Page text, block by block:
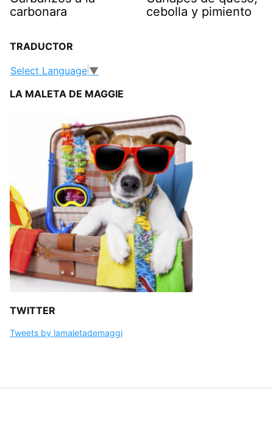
carbonara
cebolla y pimiento
TRADUCTOR
Select Language ▼
LA MALETA DE MAGGIE
TWITTER
Tweets by lamaletademaggi